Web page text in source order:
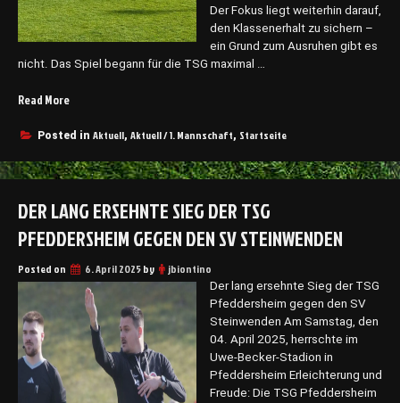
Der Fokus liegt weiterhin darauf,
den Klassenerhalt zu sichern –
ein Grund zum Ausruhen gibt es
nicht. Das Spiel begann für die TSG maximal …
Read More
S
P
e
d
d
e
r
e
i
m
Posted in Aktuell, Aktuell / 1. Mannschaft, Startseite
DER LANG ERSEHNTE SIEG DER TSG
PFEDDERSHEIM GEGEN DEN SV STEINWENDEN
Posted on 6. April 2025by jbiontino
Der lang ersehnte Sieg der TSG
Pfeddersheim gegen den SV
Steinwenden Am Samstag, den
04. April 2025, herrschte im
Uwe-Becker-Stadion in
Pfeddersheim Erleichterung und
Freude: Die TSG Pfeddersheim